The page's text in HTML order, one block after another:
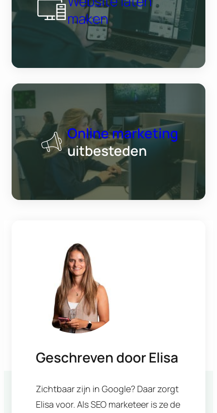
maken
Online marketing
uitbesteden
Geschreven doorElisa
Zichtbaar zijn in Google? Daar zorgt
Elisa voor. Als SEO marketeer is ze de